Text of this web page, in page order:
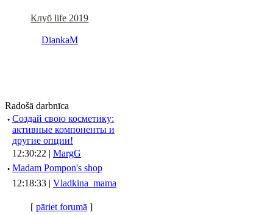
Клуб life 2019
DiankaM
Radošā darbnīca
· Создай свою косметику:
активные компоненты и
другие опции!
12:30:22 | MargG
· Madam Pompon's shop
12:18:33 | Vladkina_mama
[ pāriet forumā ]